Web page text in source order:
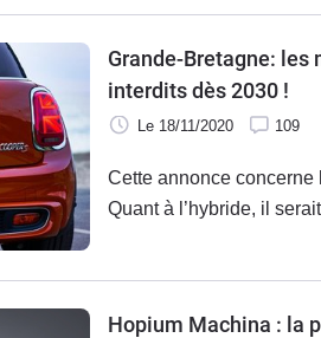
hydrogène. Objectif : les
Grande-Bretagne:
interdits dès 2030 !
Le 18/11/2020 109
Cette annonce concerne
Quant à l’hybride, il
Hopium Machina : la